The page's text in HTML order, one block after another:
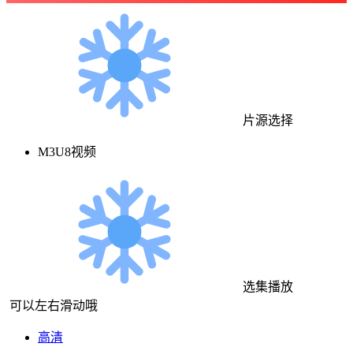
片源选择
M3U8视频
选集播放
可以左右滑动哦
高清